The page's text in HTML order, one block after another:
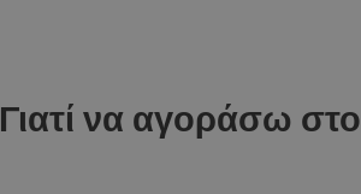
Γιατί να αγοράσω στο